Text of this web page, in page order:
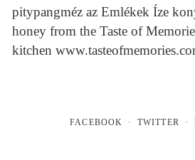
pitypangméz az Emlékek Íze
honey from the Taste of
kitchen
FACEBOOK TWITTER